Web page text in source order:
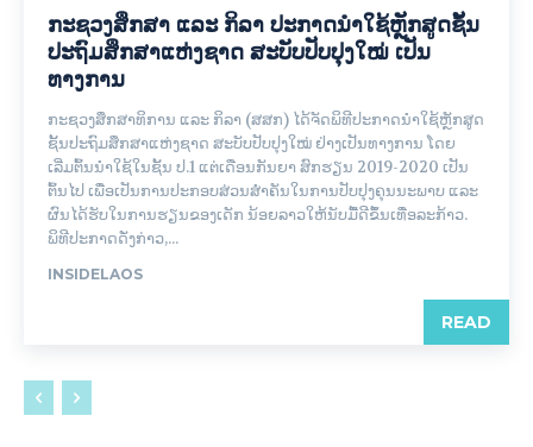
ກະຊວງສຶກສາ ແລະ ກິລາ ປະກາດນຳໃຊ້ຫຼັກສູດຊັ້ນ
ປະຖົມສຶກສາແຫ່ງຊາດ ສະບັບປັບປຸງໃໝ່ ເປັນ
ທາງການ
ກະຊວງສຶກສາທິການ ແລະ ກິລາ (ສສກ) ໄດ້ຈັດພິທີປະກາດນຳໃຊ້ຫຼັກສູດ
ຊັ້ນປະຖົມສຶກສາແຫ່ງຊາດ ສະບັບປັບປຸງໃໝ່ ຢ່າງເປັນທາງການ ໂດຍ
ເລີ່ມຕົ້ນນຳໃຊ້ໃນຊັ້ນ ປ.1 ​ແຕ່ເດືອນກັນຍາ ສົກຮຽນ 2019-2020 ​ເປັນ​
ຕົ້ນ​ໄປ ​ເພື່ອ​​ເປັນການ​ປະກອບສ່ວນ​ສຳຄັນ​ໃນ​ການ​ປັບປຸງ​ຄຸນ​ນະພາ​ບ ແລະ ​
ຜົນ​ໄດ້​ຮັບ​ໃນ​ການ​ຮຽນ​ຂອງ​ເດັກ ນ້ອຍ​ລາວ​ໃຫ້​ນັບ​ມື້​ດີ​ຂຶ້ນ​ເທື່ອລະ​ກ້າວ.
ພິທີປະກາດດັ່ງກ່າວ,...
INSIDELAOS
READ